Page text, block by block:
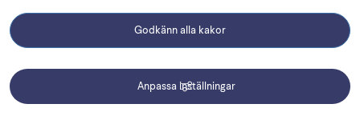
Godkänn alla kakor
Anpassa inställningar
Linkedin